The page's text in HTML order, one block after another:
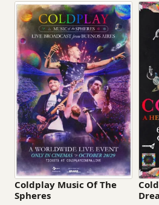
Coldplay Music Of The
Spheres